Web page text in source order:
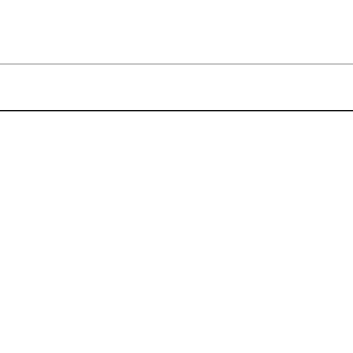
历史新低！Samsonite